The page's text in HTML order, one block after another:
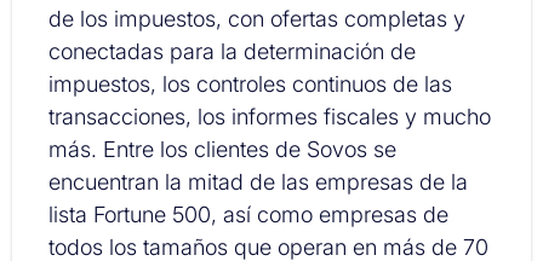
de los impuestos, con ofertas completas y
conectadas para la determinación de
impuestos, los controles continuos de las
transacciones, los informes fiscales y mucho
más. Entre los clientes de Sovos se
encuentran la mitad de las empresas de la
lista Fortune 500, así como empresas de
todos los tamaños que operan en más de 70